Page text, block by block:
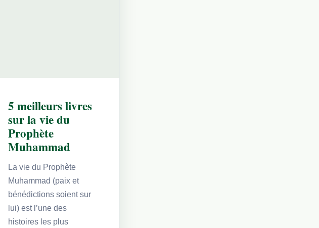
5 meilleurs livres
sur la vie du
Prophète
Muhammad
La vie du Prophète
Muhammad (paix et
bénédictions soient sur
lui) est l’une des
histoires les plus